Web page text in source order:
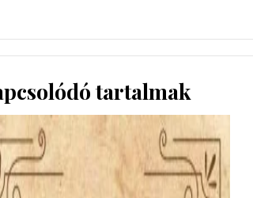
tartalmak